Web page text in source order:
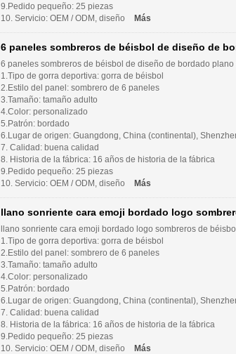
9.Pedido pequeño: 25 piezas
10. Servicio: OEM / ODM, diseño
Más
6 paneles sombreros de béisbol de diseño de
6 paneles sombreros de béisbol de diseño de bordado plano
1.Tipo de gorra deportiva: gorra de béisbol
2.Estilo del panel: sombrero de 6 paneles
3.Tamaño: tamaño adulto
4.Color: personalizado
5.Patrón: bordado
6.Lugar de origen: Guangdong, China (continental),
7. Calidad: buena calidad
8. Historia de la fábrica: 16 años de historia de la fábrica
9.Pedido pequeño: 25 piezas
10. Servicio: OEM / ODM, diseño
Más
llano sonriente cara emoji bordado logo
llano sonriente cara emoji bordado logo sombreros de
1.Tipo de gorra deportiva: gorra de béisbol
2.Estilo del panel: sombrero de 6 paneles
3.Tamaño: tamaño adulto
4.Color: personalizado
5.Patrón: bordado
6.Lugar de origen: Guangdong, China (continental),
7. Calidad: buena calidad
8. Historia de la fábrica: 16 años de historia de la fábrica
9.Pedido pequeño: 25 piezas
10. Servicio: OEM / ODM, diseño
Más